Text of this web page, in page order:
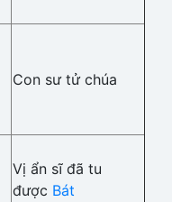
Con sư tử chúa
Vị ẩn sĩ đã tu
được Bát